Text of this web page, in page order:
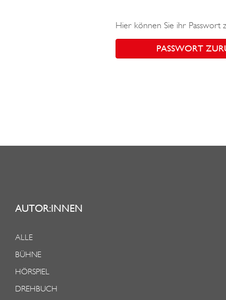
Hier können Sie ihr Passwort
PASSWORT
AUTOR:INNEN
ALLE
BÜHNE
HÖRSPIEL
DREHBUCH